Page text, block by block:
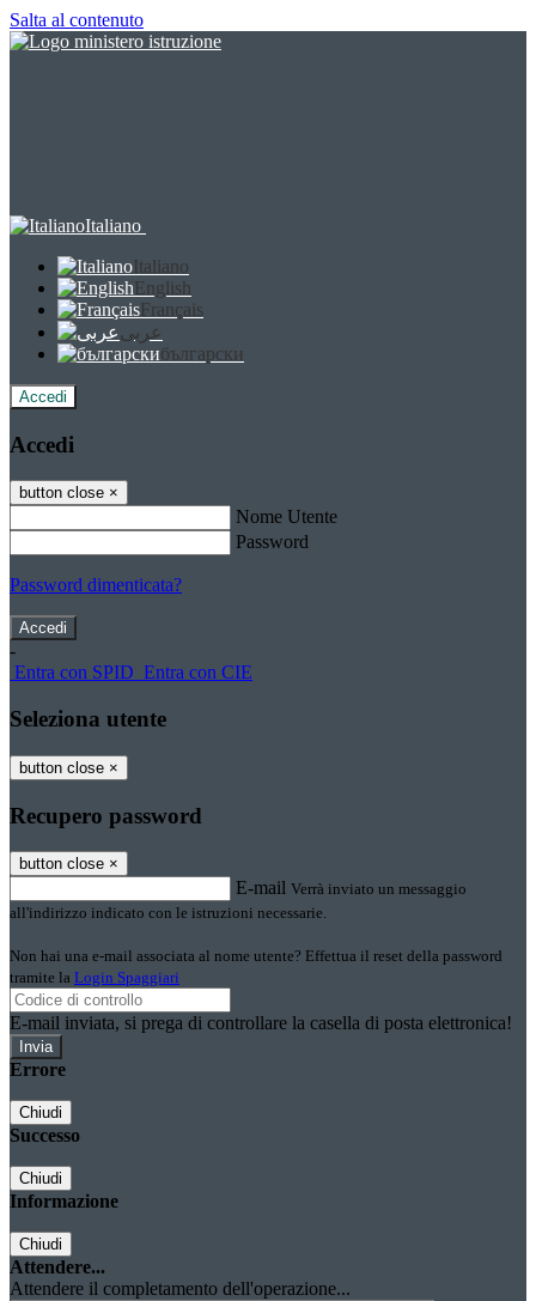
Salta al contenuto
Italiano
Italiano
English
Français
عربى
български
Accedi
Accedi
button close ×
Nome Utente
Password
Password dimenticata?
-
Entra con SPID Entra con CIE
Seleziona utente
button close ×
Recupero password
button close ×
E-mail Verrà inviato un messaggio
all'indirizzo indicato con le istruzioni necessarie.
Non hai una e-mail associata al nome utente? Effettua il reset della password
tramite la Login Spaggiari
E-mail inviata, si prega di controllare la casella di posta elettronica!
Errore
Chiudi
Successo
Chiudi
Informazione
Chiudi
Attendere...
Attendere il completamento dell'operazione...